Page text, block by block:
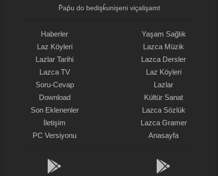
P̌ap̌u do bedişǩunişeni viçalişamt
Haberler
Laz Köyleri
Lazlar Tarihi
Lazca TV
Soru-Cevap
Download
Son Eklenenler
İletişim
PC Versiyonu
Yaşam Sağlık
Lazca Müzik
Lazca Dersler
Laz Köyleri
Lazlar
Kültür Sanat
Lazca Sözlük
Lazca Gramer
Anasayfa